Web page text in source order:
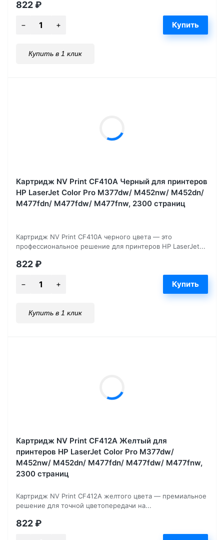
822₽
Купить в 1 клик
Картридж NV Print CF410A Черный для принтеров
HP LaserJet Color Pro M377dw/ M452nw/ M452dn/
M477fdn/ M477fdw/ M477fnw, 2300 страниц
Картридж NV Print CF410A черного цвета — это
профессиональное решение для принтеров HP LaserJet...
822₽
Купить в 1 клик
Картридж NV Print CF412A Желтый для
принтеров HP LaserJet Color Pro M377dw/
M452nw/ M452dn/ M477fdn/ M477fdw/ M477fnw,
2300 страниц
Картридж NV Print CF412A желтого цвета — премиальное
решение для точной цветопередачи на...
822₽